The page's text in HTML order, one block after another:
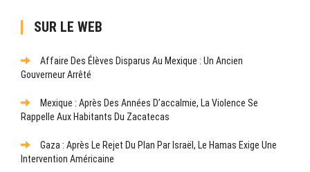
SUR LE WEB
Affaire Des Élèves Disparus Au Mexique : Un Ancien
Gouverneur Arrêté
Mexique : Après Des Années D’accalmie, La Violence Se
Rappelle Aux Habitants Du Zacatecas
Gaza : Après Le Rejet Du Plan Par Israël, Le Hamas Exige Une
Intervention Américaine